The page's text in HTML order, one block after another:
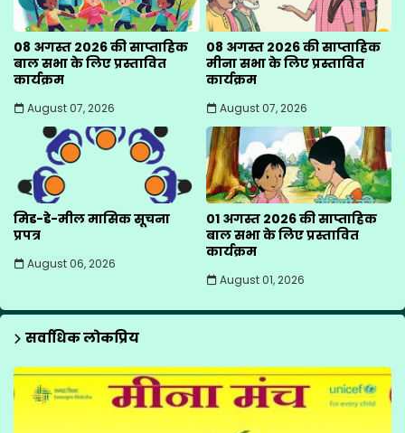
08 अगस्त 2026 की साप्ताहिक
बाल सभा के लिए प्रस्तावित
कार्यक्रम
August 07, 2026
08 अगस्त 2026 की साप्ताहिक
मीना सभा के लिए प्रस्तावित
कार्यक्रम
August 07, 2026
मिड-डे-मील मासिक सूचना
प्रपत्र
August 06, 2026
01 अगस्त 2026 की साप्ताहिक
बाल सभा के लिए प्रस्तावित
कार्यक्रम
August 01, 2026
सर्वाधिक लोकप्रिय